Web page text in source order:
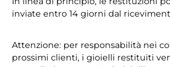
inviate entro 14 giorni dal
Attenzione: per responsabilità nei
prossimi clienti, i gioielli restituiti